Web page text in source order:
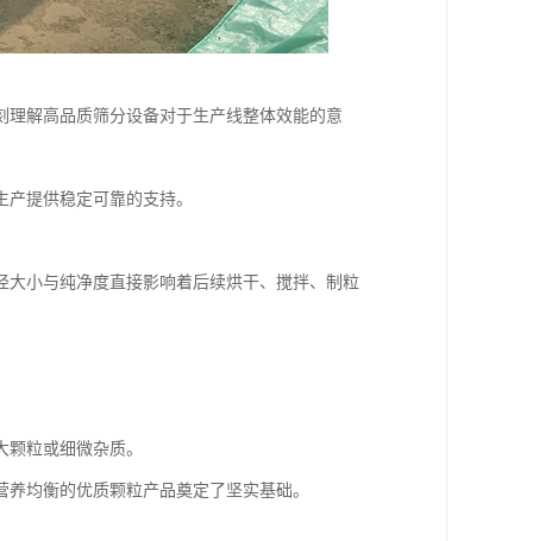
解高品质筛分设备对于生产线整体效能的意
提供稳定可靠的支持。
小与纯净度直接影响着后续烘干、搅拌、制粒
粒或细微杂质。
均衡的优质颗粒产品奠定了坚实基础。